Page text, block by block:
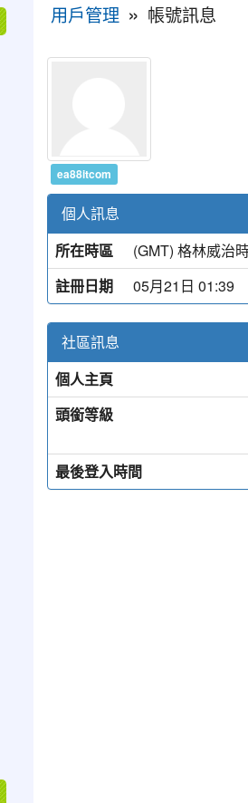
用戶管理 » 帳號訊息
ea88itcom
個人訊息
所在時區
(GMT) 格林威治
註冊日期
05月21日 01:39
社區訊息
個人主頁
頭銜等級
最後登入時間